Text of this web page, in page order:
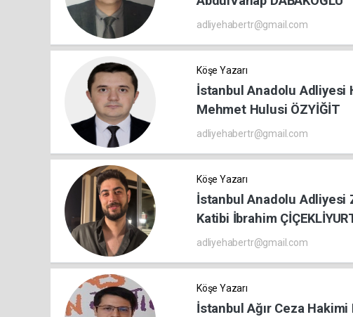
adliyehabertr@gmail.com
Köşe Yazarı
İstanbul Anadolu Adliyesi
Mehmet Hulusi ÖZYİĞİT
adliyehabertr@gmail.com
Köşe Yazarı
İstanbul Anadolu Adliyesi
Katibi İbrahim
adliyehabertr@gmail.com
Köşe Yazarı
İstanbul Ağır Ceza Hakimi